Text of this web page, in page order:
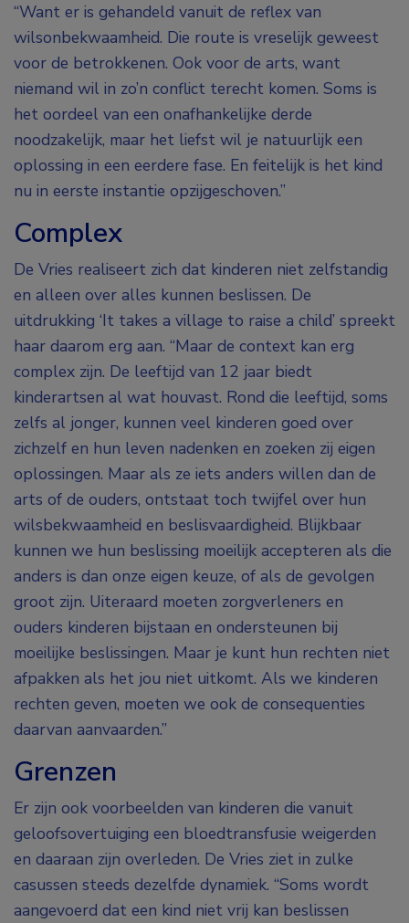
“Want er is gehandeld vanuit de reflex van
wilsonbekwaamheid. Die route is vreselijk geweest
voor de betrokkenen. Ook voor de arts, want
niemand wil in zo’n conflict terecht komen. Soms is
het oordeel van een onafhankelijke derde
noodzakelijk, maar het liefst wil je natuurlijk een
oplossing in een eerdere fase. En feitelijk is het kind
nu in eerste instantie opzijgeschoven.”
Complex
De Vries realiseert zich dat kinderen niet zelfstandig
en alleen over alles kunnen beslissen. De
uitdrukking ‘It takes a village to raise a child’ spreekt
haar daarom erg aan. “Maar de context kan erg
complex zijn. De leeftijd van 12 jaar biedt
kinderartsen al wat houvast. Rond die leeftijd, soms
zelfs al jonger, kunnen veel kinderen goed over
zichzelf en hun leven nadenken en zoeken zij eigen
oplossingen. Maar als ze iets anders willen dan de
arts of de ouders, ontstaat toch twijfel over hun
wilsbekwaamheid en beslisvaardigheid. Blijkbaar
kunnen we hun beslissing moeilijk accepteren als die
anders is dan onze eigen keuze, of als de gevolgen
groot zijn. Uiteraard moeten zorgverleners en
ouders kinderen bijstaan en ondersteunen bij
moeilijke beslissingen. Maar je kunt hun rechten niet
afpakken als het jou niet uitkomt. Als we kinderen
rechten geven, moeten we ook de consequenties
daarvan aanvaarden.”
Grenzen
Er zijn ook voorbeelden van kinderen die vanuit
geloofsovertuiging een bloedtransfusie weigerden
en daaraan zijn overleden. De Vries ziet in zulke
casussen steeds dezelfde dynamiek. “Soms wordt
aangevoerd dat een kind niet vrij kan beslissen